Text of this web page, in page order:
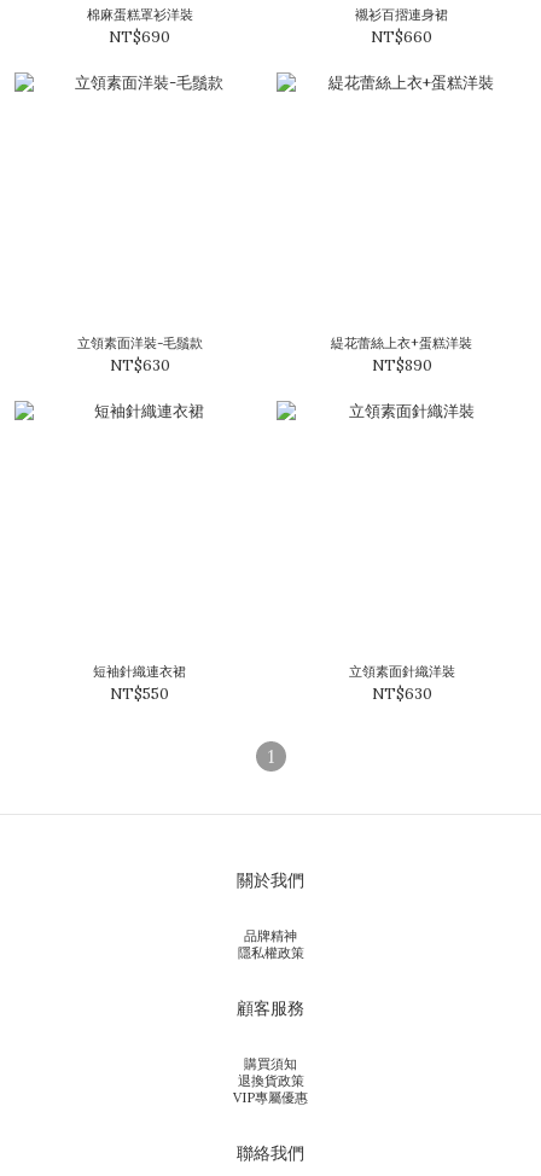
棉麻蛋糕罩衫洋裝
NT$690
襯衫百摺連身裙
NT$660
立領素面洋裝-毛鬚款
NT$630
緹花蕾絲上衣+蛋糕洋裝
NT$890
短袖針織連衣裙
NT$550
立領素面針織洋裝
NT$630
1
關於我們
品牌精神
隱私權政策
顧客服務
購買須知
退換貨政策
VIP專屬優惠
聯絡我們